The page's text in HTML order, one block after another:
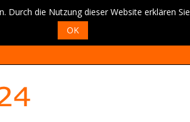
Durch die Nutzung dieser Website erklären
OK